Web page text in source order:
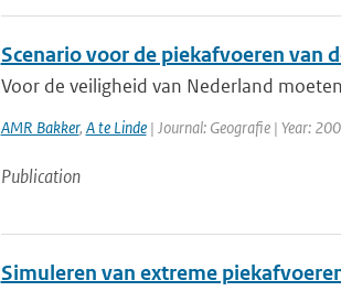
Scenario voor de piekafvoeren van
Voor de veiligheid van Nederland
AMR Bakker, A te Linde| Journal: Geografie | Year:
Publication
Simuleren van extreme